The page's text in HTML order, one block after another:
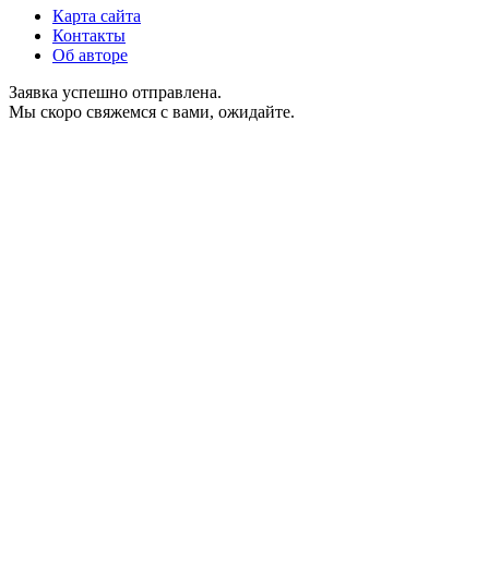
Карта сайта
Контакты
Об авторе
Заявка успешно отправлена.
Мы скоро свяжемся с вами, ожидайте.